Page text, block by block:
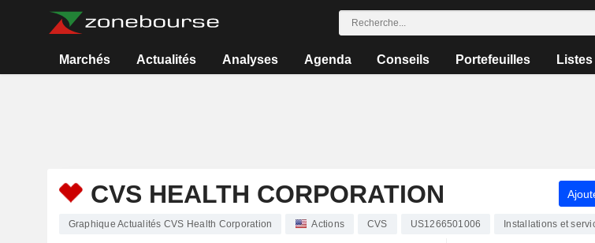
Marchés Actualités Analyses Agenda Conseils Portefeuilles Listes
CVS HEALTH CORPORATION
Graphique Actualités CVS Health Corporation Actions CVS US1266501006 Installations et